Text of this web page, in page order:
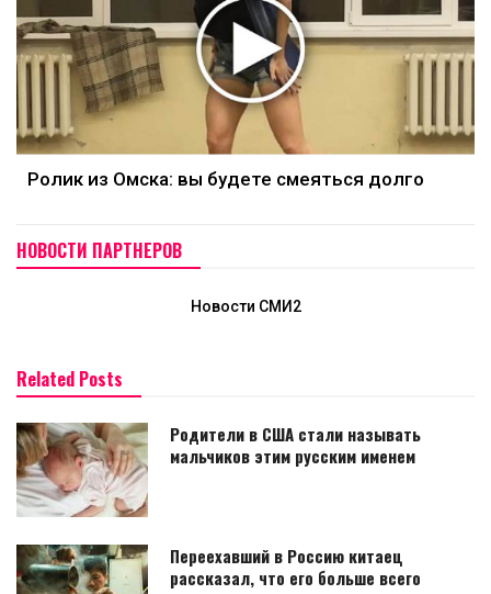
Ролик из Омска: вы будете смеяться долго
НОВОСТИ ПАРТНЕРОВ
Новости СМИ2
Related Posts
Родители в США стали называть
мальчиков этим русским именем
Переехавший в Россию китаец
рассказал, что его больше всего